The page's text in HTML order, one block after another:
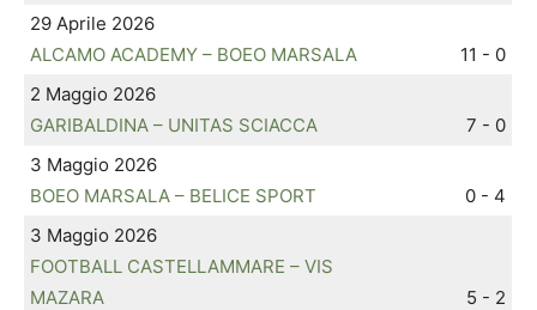
29 Aprile 2026
ALCAMO ACADEMY – BOEO MARSALA
11 - 0
2 Maggio 2026
GARIBALDINA – UNITAS SCIACCA
7 - 0
3 Maggio 2026
BOEO MARSALA – BELICE SPORT
0 - 4
3 Maggio 2026
FOOTBALL CASTELLAMMARE – VIS
MAZARA
5 - 2